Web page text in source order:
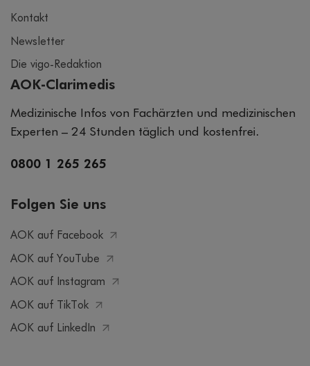
Kontakt
Newsletter
Die vigo-Redaktion
AOK-Clarimedis
Medizinische Infos von Fachärzten und medizinischen
Experten – 24 Stunden täglich und kostenfrei.
0800 1 265 265
Folgen Sie uns
AOK auf Facebook
AOK auf YouTube
AOK auf Instagram
AOK auf TikTok
AOK auf LinkedIn